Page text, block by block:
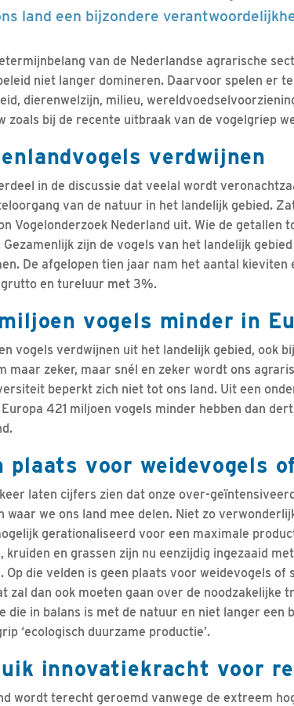
land een bijzondere
van de Nederlandse agrarische
niet langer domineren. Daarvoor spelen er
dierenwelzijn, milieu,
zoals bij de recente uitbraak van de vogelgriep
verdwijnen
in de discussie dat veelal wordt
van de natuur in het landelijk gebied.
Vogelonderzoek Nederland uit. Wie de getallen
zijn de vogels van het landelijk
De afgelopen tien jaar nam het aantal
grutto en tureluur met 3%.
vogels minder in
vogels verdwijnen uit het landelijk gebied, ook
maar zeker, maar snél en zeker wordt ons
beperkt zich niet tot ons land. Uit een
421 miljoen vogels minder hebben dan
plaats voor weidevogels
laten cijfers zien dat onze over-
waar we ons land mee delen. Niet zo
gerationaliseerd voor een maximale
kruiden en grassen zijn nu eenzijdig ingezaaid
Op die velden is geen plaats voor weidevogels of
zal dan ook moeten gaan over de noodzakelijke
die in balans is met de natuur en niet langer
‘ecologisch duurzame productie’.
innovatiekracht voor
wordt terecht geroemd vanwege de extreem